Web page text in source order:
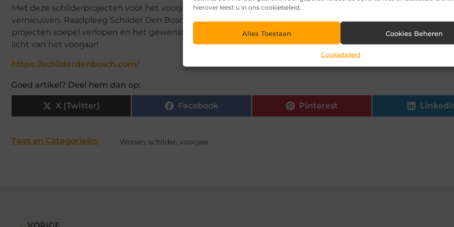
hierover leest u in ons cookiebeleid.
Alles Toestaan Cookies Beheren
Cookiebeleid
Met deze schilderprojecten voor het voorjaar kun je op een betaalbare en creatieve manier je huis opfrissen
vernieuwen. Raadpleeg Schilder Den Bosch voor professioneel advies en vakmanschap om ervoor te zorgen
projecten soepel verlopen en het gewenste resultaat opleveren. Geniet van het proces en laat je huis stralen
licht van het voorjaar!
https://schilderdenbosch.com/
Goed artikel? Deel hem dan op:
X (Twitter) Facebook Pinterest
Tags en Categorieën: Wonen, schilder, voorjaar